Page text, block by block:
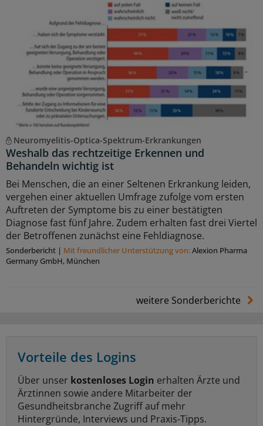
Neuromyelitis-Optica-Spektrum-Erkrankungen
Weshalb das rechtzeitige Erkennen und
Behandeln wichtig ist
Bei Menschen, die an einer Seltenen Erkrankung leiden,
vergehen einer aktuellen Umfrage zufolge vom ersten
Auftreten der Symptome bis zu einer bestätigten
Diagnose fast fünf Jahre. Zudem erhalten fast drei Viertel
der Betroffenen zunächst eine Fehldiagnose.
Sonderbericht | Mit freundlicher Unterstützung von:Alexion Pharma
Germany GmbH, München
weitere Sonderberichte
Vorteile des Logins
Über unser kostenloses Login erhalten Ärzte und
Ärztinnen sowie andere Mitarbeiter der
Gesundheitsbranche Zugriff auf mehr
Hintergründe, Interviews und Praxis-Tipps.